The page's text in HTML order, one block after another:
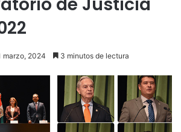
marzo, 2024 3 minutos de lectura